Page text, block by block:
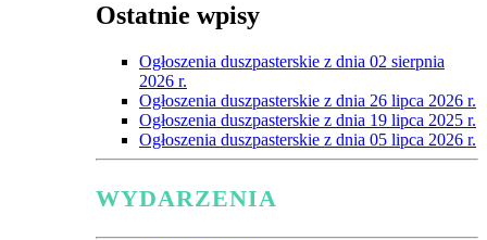
Ostatnie wpisy
Ogłoszenia duszpasterskie z dnia 02 sierpnia
2026 r.
Ogłoszenia duszpasterskie z dnia 26 lipca 2026 r.
Ogłoszenia duszpasterskie z dnia 19 lipca 2025 r.
Ogłoszenia duszpasterskie z dnia 05 lipca 2026 r.
WYDARZENIA